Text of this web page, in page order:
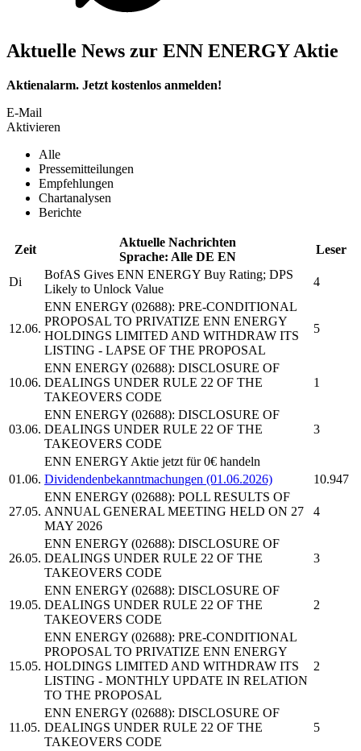
Aktuelle News zur ENN ENERGY Aktie
Aktienalarm. Jetzt kostenlos anmelden!
E-Mail
Aktivieren
Alle
Pressemitteilungen
Empfehlungen
Chartanalysen
Berichte
Zeit
Aktuelle Nachrichten
Sprache: Alle DE EN
Leser
Di
BofAS Gives ENN ENERGY Buy Rating; DPS
Likely to Unlock Value
4
12.06.
ENN ENERGY (02688): PRE-CONDITIONAL
PROPOSAL TO PRIVATIZE ENN ENERGY
HOLDINGS LIMITED AND WITHDRAW ITS
LISTING - LAPSE OF THE PROPOSAL
5
10.06.
ENN ENERGY (02688): DISCLOSURE OF
DEALINGS UNDER RULE 22 OF THE
TAKEOVERS CODE
1
03.06.
ENN ENERGY (02688): DISCLOSURE OF
DEALINGS UNDER RULE 22 OF THE
TAKEOVERS CODE
3
ENN ENERGY Aktie jetzt für 0€ handeln
01.06. Dividendenbekanntmachungen (01.06.2026) 10.947
27.05.
ENN ENERGY (02688): POLL RESULTS OF
ANNUAL GENERAL MEETING HELD ON 27
MAY 2026
4
26.05.
ENN ENERGY (02688): DISCLOSURE OF
DEALINGS UNDER RULE 22 OF THE
TAKEOVERS CODE
3
19.05.
ENN ENERGY (02688): DISCLOSURE OF
DEALINGS UNDER RULE 22 OF THE
TAKEOVERS CODE
2
15.05.
ENN ENERGY (02688): PRE-CONDITIONAL
PROPOSAL TO PRIVATIZE ENN ENERGY
HOLDINGS LIMITED AND WITHDRAW ITS
LISTING - MONTHLY UPDATE IN RELATION
TO THE PROPOSAL
2
11.05.
ENN ENERGY (02688): DISCLOSURE OF
DEALINGS UNDER RULE 22 OF THE
TAKEOVERS CODE
5